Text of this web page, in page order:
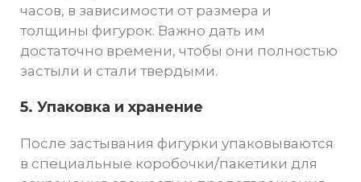
часов, в зависимости от размера и
толщины фигурок. Важно дать им
достаточно времени, чтобы они полностью
застыли и стали твердыми.
5. Упаковка и хранение
После застывания фигурки упаковываются
в специальные коробочки/пакетики для